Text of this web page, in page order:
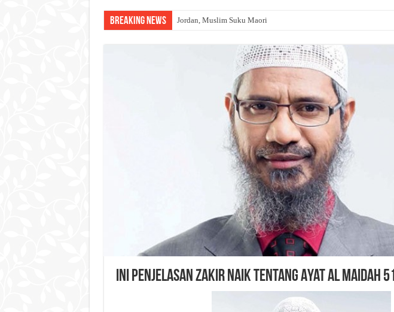
Breaking News Jordan, Muslim Suku Maori
Ini Penjelasan Zakir Naik Tentang Ayat Al Maidah 51